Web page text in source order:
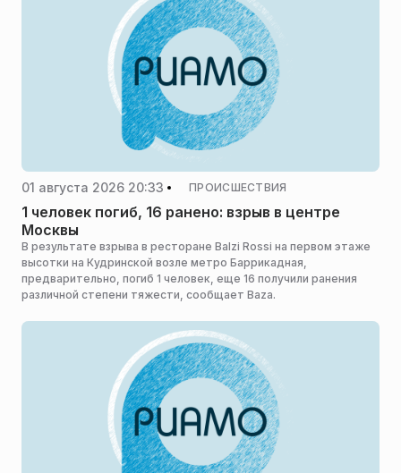
01 августа 2026 20:33 ПРОИСШЕСТВИЯ
1 человек погиб, 16 ранено: взрыв в центре
Москвы
В результате взрыва в ресторане Balzi Rossi на первом этаже
высотки на Кудринской возле метро Баррикадная,
предварительно, погиб 1 человек, еще 16 получили ранения
различной степени тяжести, сообщает Baza.